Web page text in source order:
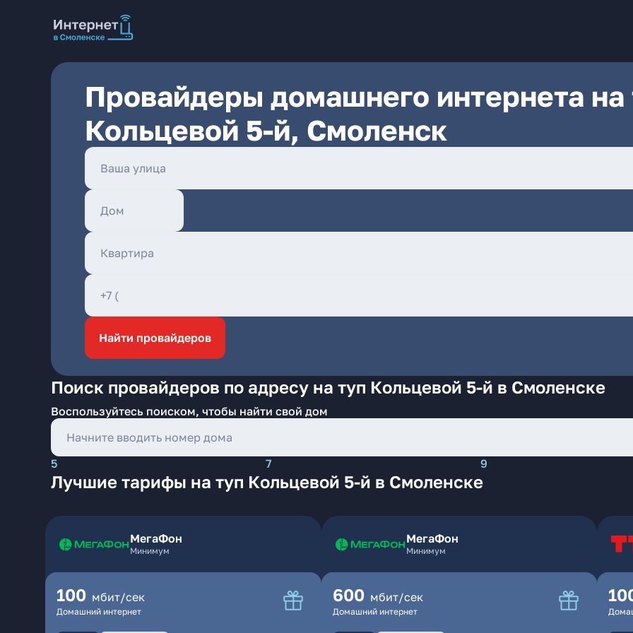
Провайдеры домашнего интернета на
Кольцевой 5-й, Смоленск
Найти провайдеров
Поиск провайдеров по адресу на туп Кольцевой 5-й в Смоленске
Воспользуйтесь поиском, чтобы найти свой дом
5 7 9
Лучшие тарифы на туп Кольцевой 5-й в Смоленске
МегаФон
Минимум
100 мбит/сек
Домашний интернет
МегаФон
Минимум
600 мбит/сек
Домашний интернет